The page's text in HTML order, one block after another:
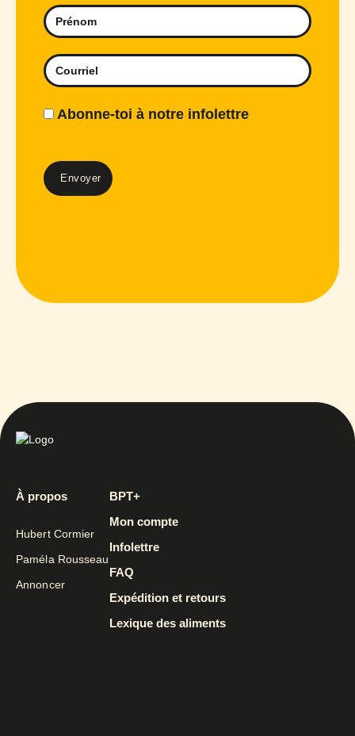
Abonne-toi à notre infolettre
À propos
Hubert Cormier
Paméla Rousseau
Annoncer
BPT+
Mon compte
Infolettre
FAQ
Expédition et retours
Lexique des aliments